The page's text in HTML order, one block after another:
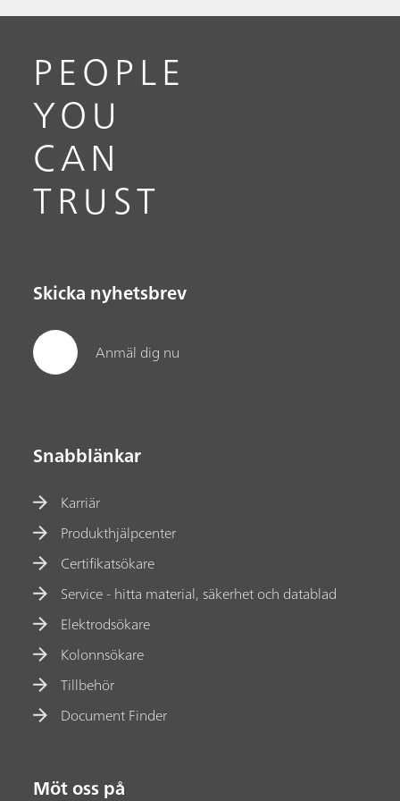
PEOPLE
YOU
CAN
TRUST
Skicka nyhetsbrev
Anmäl dig nu
Snabblänkar
Karriär
Produkthjälpcenter
Certifikatsökare
Service - hitta material, säkerhet och datablad
Elektrodsökare
Kolonnsökare
Tillbehör
Document Finder
Möt oss på